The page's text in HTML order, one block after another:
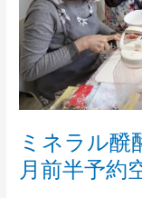
ミネラル醗
月前半予約
リ
ン
ク
教
室
開
催
と
7